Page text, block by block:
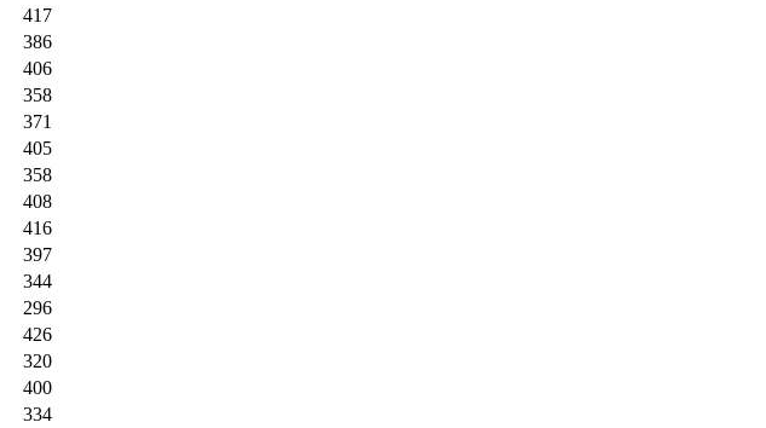
417
386
406
358
371
405
358
408
416
397
344
296
426
320
400
334